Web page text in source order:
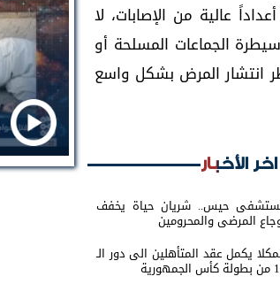
عالية من الإصابات، لا
الجماعات المسلحة أو
انتشار المرض بشكل واسع
اخر الأخبار
حيس.. شريان حياة يخفف
المرضى والمحرومين
يكمل عقد المتأهلين الى دور الـ